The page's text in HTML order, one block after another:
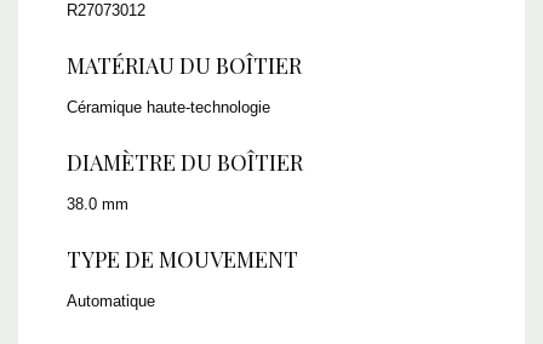
R27073012
MATÉRIAU DU BOÎTIER
Céramique haute-technologie
DIAMÈTRE DU BOÎTIER
38.0 mm
TYPE DE MOUVEMENT
Automatique